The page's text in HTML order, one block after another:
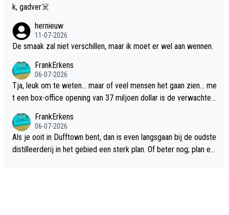
k, gadver☠️
hernieuw
11-07-2026
De smaak zal niet verschillen, maar ik moet er wel aan wennen.
FrankErkens
06-07-2026
Tja, leuk om te weten... maar of veel mensen het gaan zien... me
t een box-office opening van 37 miljoen dollar is de verwachte
FrankErkens
06-07-2026
Als je ooit in Dufftown bent, dan is even langsgaan bij de oudste
distilleerderij in het gebied een sterk plan. Of beter nog; plan ee